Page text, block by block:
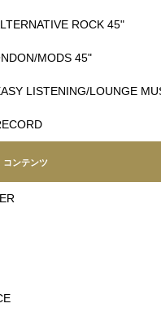
ROCK 45"
MODS 45"
LISTENING/LOUNGE
コンテンツ